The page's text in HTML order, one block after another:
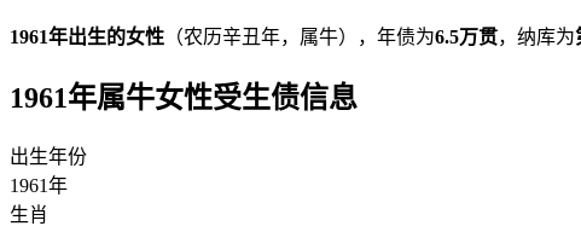
1961年出生的女性 （农历辛丑年，属牛），年债为6.5万贯，纳库为
1961年属牛女性受生债信息
出生年份
1961年
生肖